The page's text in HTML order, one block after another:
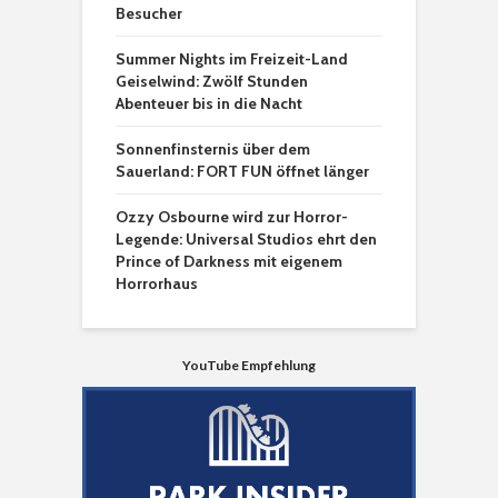
Besucher
Summer Nights im Freizeit-Land
Geiselwind: Zwölf Stunden
Abenteuer bis in die Nacht
Sonnenfinsternis über dem
Sauerland: FORT FUN öffnet länger
Ozzy Osbourne wird zur Horror-
Legende: Universal Studios ehrt den
Prince of Darkness mit eigenem
Horrorhaus
YouTube Empfehlung